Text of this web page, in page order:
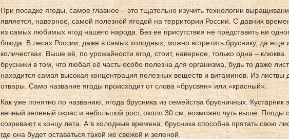
При посадке ягоды, самое главное – это тщательно изучить технологии
является, наверное, самой полезной ягодой на территории России. С давних
из самых любимых ягод нашего народа. Без ее присутствия не представить ни
блюда. В лесах России, даже в самых холодных, можно встретить бруснику, да еще
количествах. Выше её, по урожайности ягод, стоит, наверное, только одна –
брусники в том, что любая её часть особо полезна для организма, будь то даже
находится самая высокая концентрация полезных веществ и витаминов. Из
отвары. Само название ягоды происходит от слова «брусвян» или «красный».
Как уже понятно по названию, ягода брусника из семейства брусничных. Кустарник
вечный зеленый окрас и небольшой рост, около 30 см, возможно чуть выше. Плоды
созревают к концу лета. А в холодные времена, брусника способна прятать свою
где она будет оставаться такой же свежей и зеленой.